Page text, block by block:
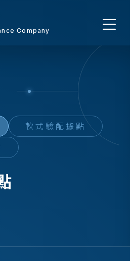
Company
軟式驗配據點